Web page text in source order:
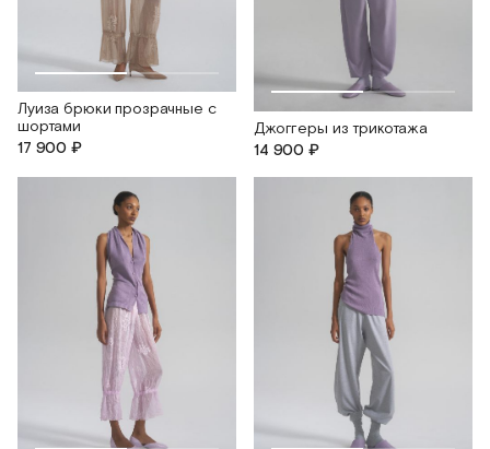
Луиза брюки прозрачные с
шортами
17 900 ₽
Джоггеры из трикотажа
14 900 ₽